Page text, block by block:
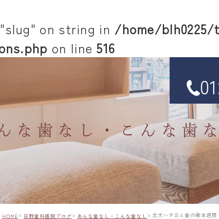
on string in /home/
on line516
な歯なし・こんな歯
HOME 日野歯科医院ブログ あんな歯なし・こんな歯なし 忠犬ハチ公と歯の衛生週間